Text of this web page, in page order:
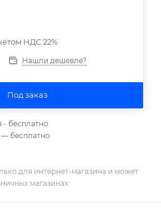
НДС 22%
Нашли дешевле?
Под заказ
- бесплатно
— бесплатно
для интернет-магазина и может
магазинах